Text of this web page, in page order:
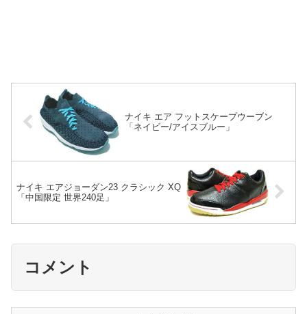
ナイキ エア フットスケープウーブン
「ネイビー/アイスブルー」
ナイキ エアジョーダン23 クラシック XQ
「中国限定 世界240足」
コメント